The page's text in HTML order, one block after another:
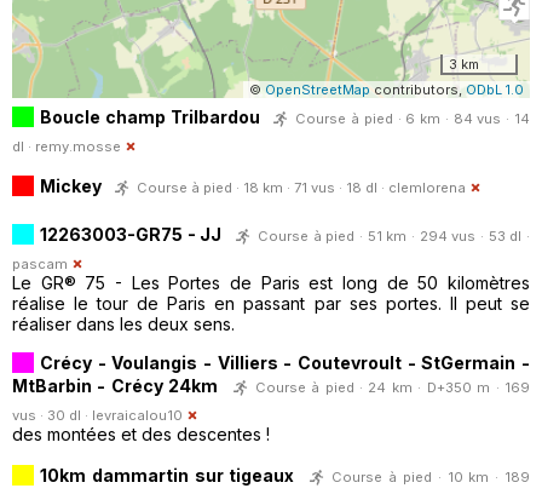
3 km
© OpenStreetMap contributors, ODbL 1.0
Boucle champ Trilbardou
Course à pied · 6 km · 84 vus · 14
dl · remy.mosse
Mickey Course à pied · 18 km · 71 vus · 18 dl · clemlorena
12263003-GR75 - JJ
Course à pied · 51 km · 294 vus · 53 dl ·
pascam
Le GR® 75 - Les Portes de Paris est long de 50 kilomètres
réalise le tour de Paris en passant par ses portes. Il peut se
réaliser dans les deux sens.
Crécy - Voulangis - Villiers - Coutevroult - StGermain -
MtBarbin - Crécy 24km
Course à pied · 24 km · D+350 m · 169
vus · 30 dl · levraicalou10
des montées et des descentes !
10km dammartin sur tigeaux
Course à pied · 10 km · 189